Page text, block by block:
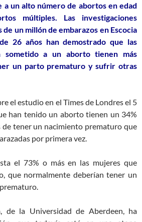
a un alto número de abortos en edad
múltiples. Las investigaciones
de un millón de embarazos en Escocia
26 años han demostrado que las
sometido a un aborto tienen más
un parto prematuro y sufrir otras
el estudio en el Times de Londres el 5
han tenido un aborto tienen un 34%
de tener un nacimiento prematuro que
por primera vez.
el 73% o más en las mujeres que
que normalmente deberían tener un
de la Universidad de Aberdeen, ha